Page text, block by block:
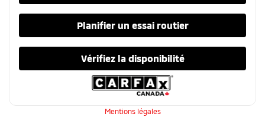
Planifier un essai routier
Vérifiez la disponibilité
Mentions légales